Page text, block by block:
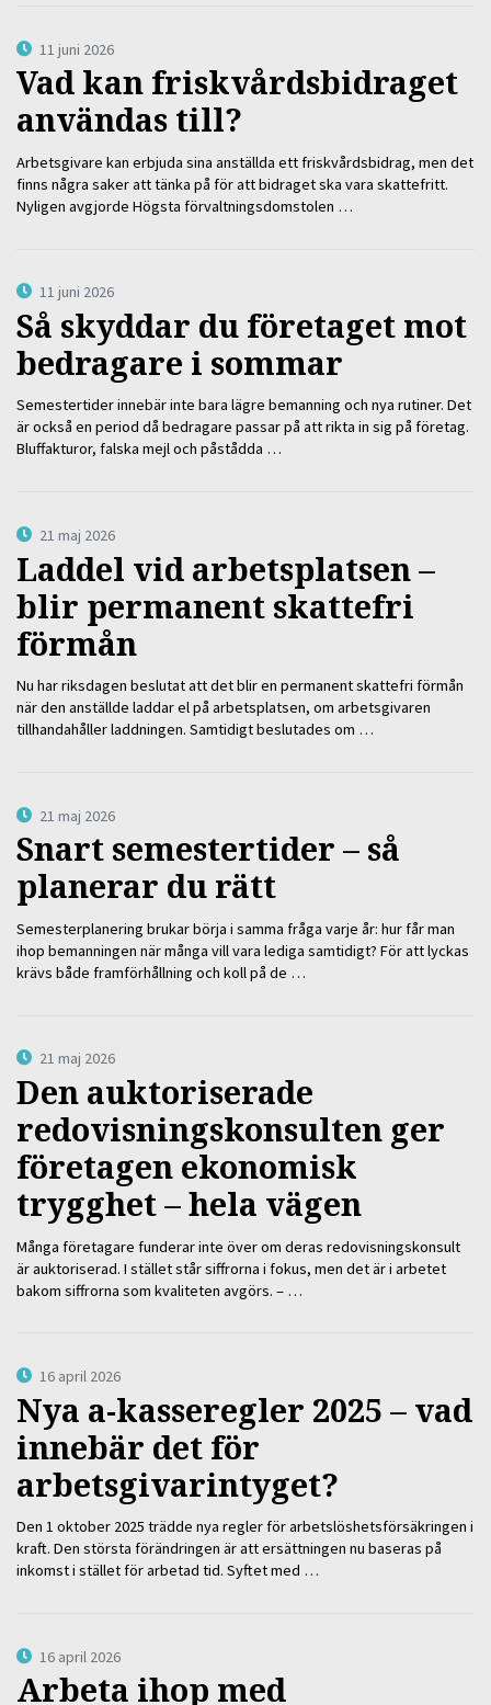
11 juni 2026
Vad kan friskvårdsbidraget
användas till?
Arbetsgivare kan erbjuda sina anställda ett friskvårdsbidrag, men det
finns några saker att tänka på för att bidraget ska vara skattefritt.
Nyligen avgjorde Högsta förvaltningsdomstolen …
11 juni 2026
Så skyddar du företaget mot
bedragare i sommar
Semestertider innebär inte bara lägre bemanning och nya rutiner. Det
är också en period då bedragare passar på att rikta in sig på företag.
Bluffakturor, falska mejl och påstådda …
21 maj 2026
Laddel vid arbetsplatsen –
blir permanent skattefri
förmån
Nu har riksdagen beslutat att det blir en permanent skattefri förmån
när den anställde laddar el på arbetsplatsen, om arbetsgivaren
tillhandahåller laddningen. Samtidigt beslutades om …
21 maj 2026
Snart semestertider – så
planerar du rätt
Semesterplanering brukar börja i samma fråga varje år: hur får man
ihop bemanningen när många vill vara lediga samtidigt? För att lyckas
krävs både framförhållning och koll på de …
21 maj 2026
Den auktoriserade
redovisningskonsulten ger
företagen ekonomisk
trygghet – hela vägen
Många företagare funderar inte över om deras redovisningskonsult
är auktoriserad. I stället står siffrorna i fokus, men det är i arbetet
bakom siffrorna som kvaliteten avgörs. – …
16 april 2026
Nya a-kasseregler 2025 – vad
innebär det för
arbetsgivarintyget?
Den 1 oktober 2025 trädde nya regler för arbetslöshetsförsäkringen i
kraft. Den största förändringen är att ersättningen nu baseras på
inkomst i stället för arbetad tid. Syftet med …
16 april 2026
Arbeta ihop med